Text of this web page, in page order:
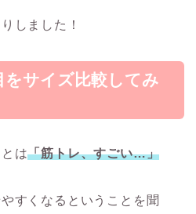
しました！
サイズ比較してみ
は「筋トレ、すごい…」
すくなるということを聞